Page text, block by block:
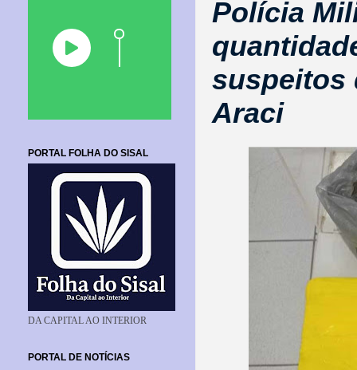
Polícia
suspeitos
Araci
PORTAL FOLHA DO SISAL
DA CAPITAL AO INTERIOR
PORTAL DE NOTÍCIAS